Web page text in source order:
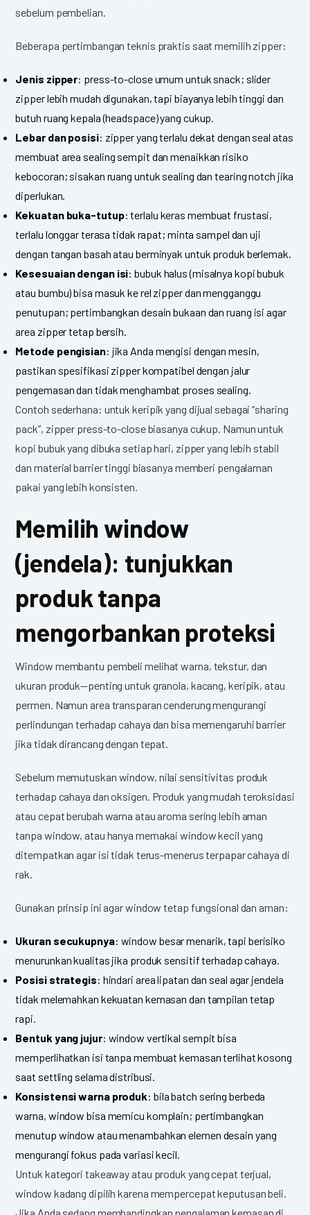
sebelum pembelian.
Beberapa pertimbangan teknis praktis saat memilih zipper:
Jenis zipper: press-to-close umum untuk snack; slider
zipper lebih mudah digunakan, tapi biayanya lebih tinggi dan
butuh ruang kepala (headspace) yang cukup.
Lebar dan posisi: zipper yang terlalu dekat dengan seal atas
membuat area sealing sempit dan menaikkan risiko
kebocoran; sisakan ruang untuk sealing dan tearing notch jika
diperlukan.
Kekuatan buka-tutup: terlalu keras membuat frustasi,
terlalu longgar terasa tidak rapat; minta sampel dan uji
dengan tangan basah atau berminyak untuk produk berlemak.
Kesesuaian dengan isi: bubuk halus (misalnya kopi bubuk
atau bumbu) bisa masuk ke rel zipper dan mengganggu
penutupan; pertimbangkan desain bukaan dan ruang isi agar
area zipper tetap bersih.
Metode pengisian: jika Anda mengisi dengan mesin,
pastikan spesifikasi zipper kompatibel dengan jalur
pengemasan dan tidak menghambat proses sealing.
Contoh sederhana: untuk keripik yang dijual sebagai “sharing
pack”, zipper press-to-close biasanya cukup. Namun untuk
kopi bubuk yang dibuka setiap hari, zipper yang lebih stabil
dan material barrier tinggi biasanya memberi pengalaman
pakai yang lebih konsisten.
Memilih window
(jendela): tunjukkan
produk tanpa
mengorbankan proteksi
Window membantu pembeli melihat warna, tekstur, dan
ukuran produk—penting untuk granola, kacang, keripik, atau
permen. Namun area transparan cenderung mengurangi
perlindungan terhadap cahaya dan bisa memengaruhi barrier
jika tidak dirancang dengan tepat.
Sebelum memutuskan window, nilai sensitivitas produk
terhadap cahaya dan oksigen. Produk yang mudah teroksidasi
atau cepat berubah warna atau aroma sering lebih aman
tanpa window, atau hanya memakai window kecil yang
ditempatkan agar isi tidak terus-menerus terpapar cahaya di
rak.
Gunakan prinsip ini agar window tetap fungsional dan aman:
Ukuran secukupnya: window besar menarik, tapi berisiko
menurunkan kualitas jika produk sensitif terhadap cahaya.
Posisi strategis: hindari area lipatan dan seal agar jendela
tidak melemahkan kekuatan kemasan dan tampilan tetap
rapi.
Bentuk yang jujur: window vertikal sempit bisa
memperlihatkan isi tanpa membuat kemasan terlihat kosong
saat settling selama distribusi.
Konsistensi warna produk: bila batch sering berbeda
warna, window bisa memicu komplain; pertimbangkan
menutup window atau menambahkan elemen desain yang
mengurangi fokus pada variasi kecil.
Untuk kategori takeaway atau produk yang cepat terjual,
window kadang dipilih karena mempercepat keputusan beli.